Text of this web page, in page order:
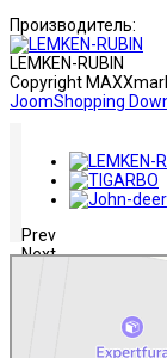
Производитель:
LEMKEN-RUBIN
Copyright
JoomShopping
Prev
Next
НЛИ-Ростов